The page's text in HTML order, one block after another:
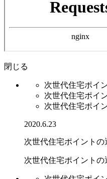
閉じる
次世代住宅ポイ
次世代住宅ポイ
次世代住宅ポイ
2020.6.23
次世代住宅ポイントの
次世代住宅ポイント